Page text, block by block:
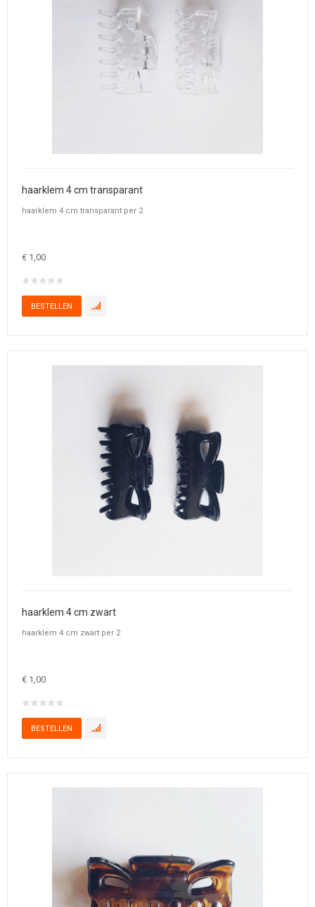
haarklem 4 cm transparant
haarklem 4 cm transparant per 2
€ 1,00
haarklem 4 cm zwart
haarklem 4 cm zwart per 2
€ 1,00